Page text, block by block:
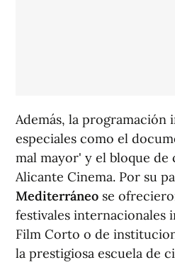
Además, la
especiales como el
mal mayor' y el bloque de
Alicante Cinema. Por su
Mediterráneo se
festivales internacionales
Film Corto o de
la prestigiosa escuela de